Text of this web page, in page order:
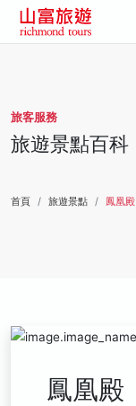
旅客服務
旅遊景點百科
首頁 旅遊景點 鳳凰殿
鳳凰殿